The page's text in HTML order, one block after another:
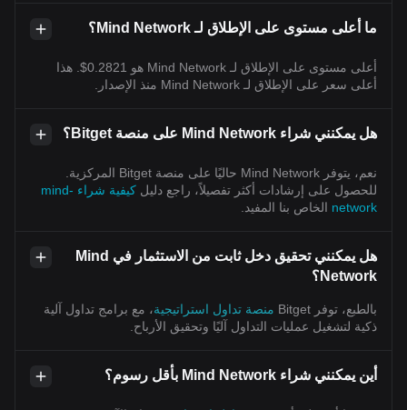
ما أعلى مستوى على الإطلاق لـ Mind Network؟
أعلى مستوى على الإطلاق لـ Mind Network هو 0.2821$. هذا
أعلى سعر على الإطلاق لـ Mind Network منذ الإصدار.
هل يمكنني شراء Mind Network على منصة Bitget؟
نعم، يتوفر Mind Network حاليًا على منصة Bitget المركزية.
للحصول على إرشادات أكثر تفصيلاً، راجع دليل
كيفية شراء mind-
network الخاص بنا المفيد.
هل يمكنني تحقيق دخل ثابت من الاستثمار في Mind
Network؟
بالطبع، توفر Bitget منصة تداول استراتيجية، مع برامج تداول آلية
ذكية لتشغيل عمليات التداول آليًا وتحقيق الأرباح.
أين يمكنني شراء Mind Network بأقل رسوم؟